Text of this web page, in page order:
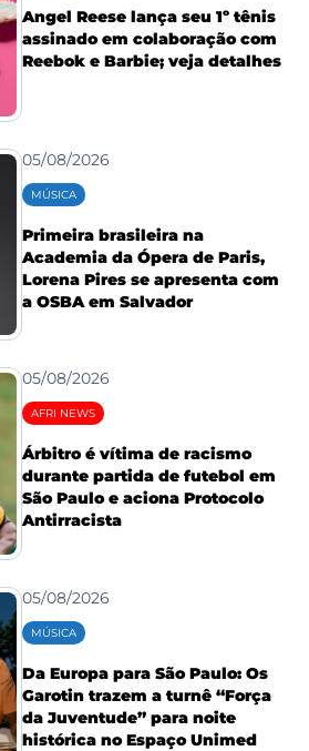
Angel Reese lança seu 1º tênis
assinado em colaboração com
Reebok e Barbie; veja detalhes
05/08/2026
MÚSICA
Primeira brasileira na
Academia da Ópera de Paris,
Lorena Pires se apresenta com
a OSBA em Salvador
05/08/2026
AFRI NEWS
Árbitro é vítima de racismo
durante partida de futebol em
São Paulo e aciona Protocolo
Antirracista
05/08/2026
MÚSICA
Da Europa para São Paulo: Os
Garotin trazem a turnê “Força
da Juventude” para noite
histórica no Espaço Unimed